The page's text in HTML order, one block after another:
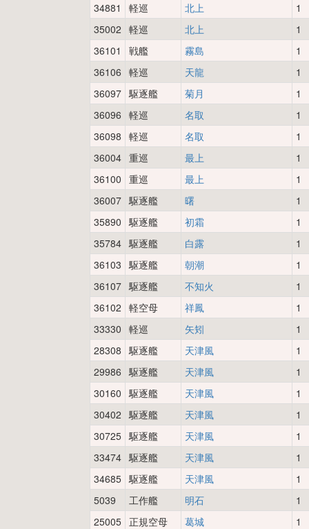
34881
軽巡 北上
1
35002 軽巡 北上
1
36101
戦艦 霧島
1
36106 軽巡 天龍
1
36097 駆逐艦 菊月
1
36096 軽巡 名取
1
36098 軽巡 名取
1
36004 重巡 最上
1
36100 重巡 最上
1
36007 駆逐艦 曙
1
35890 駆逐艦 初霜
1
35784 駆逐艦 白露
1
36103 駆逐艦 朝潮
1
36107 駆逐艦 不知火
1
36102 軽空母 祥鳳
1
33330 軽巡 矢矧
1
28308 駆逐艦 天津風
1
29986 駆逐艦 天津風
1
30160 駆逐艦 天津風
1
30402 駆逐艦 天津風
1
30725 駆逐艦 天津風
1
33474 駆逐艦 天津風
1
34685 駆逐艦 天津風
1
5039
工作艦 明石
1
25005 正規空母 葛城
1